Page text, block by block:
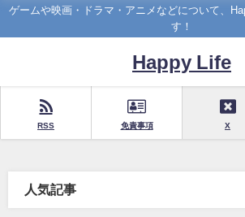
ゲームや映画・ドラマ・アニメなどについて、
す！
Happy Life
RSS 免責事項 X
人気記事